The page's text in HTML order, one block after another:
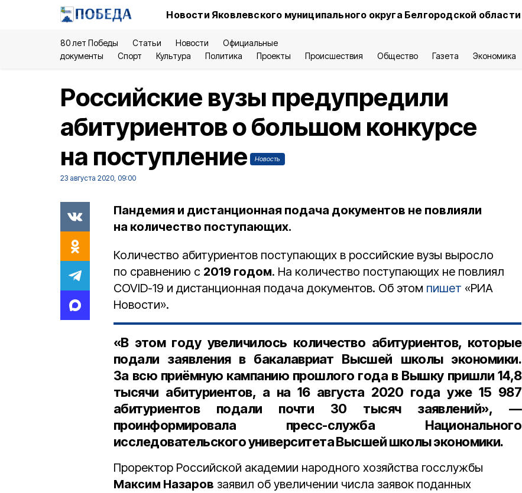
Новости Яковлевского муниципального округа Белгородской области
80 лет Победы Статьи Новости
Официальные
документы
Спорт Культура Политика Проекты Происшествия Общество Газета Экономика
Российские вузы предупредили
абитуриентов о большом конкурсе
на поступление
Новость
23 августа 2020, 09:00
Пандемия и дистанционная подача документов не повлияли
на количество поступающих.
Количество абитуриентов поступающих в российские вузы выросло
по сравнению с 2019 годом. На количество поступающих не повлиял
COVID-19 и дистанционная подача документов. Об этом пишет «РИА
Новости».
«В этом году увеличилось количество абитуриентов, которые
подали заявления в бакалавриат Высшей школы экономики.
За всю приёмную кампанию прошлого года в Вышку пришли 14,8
тысячи абитуриентов, а на 16 августа 2020 года уже 15 987
абитуриентов подали почти 30 тысяч заявлений», —
проинформировала пресс-служба Национального
исследовательского университета Высшей школы экономики.
Проректор Российской академии народного хозяйства госслужбы
Максим Назаров заявил об увеличении числа заявок поданных